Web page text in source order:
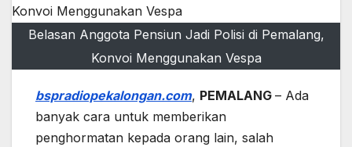
Belasan Anggota Pensiun Jadi Polisi di Pemalang,
Konvoi Menggunakan Vespa
bspradiopekalongan.com, PEMALANG – Ada
banyak cara untuk memberikan
penghormatan kepada orang lain, salah